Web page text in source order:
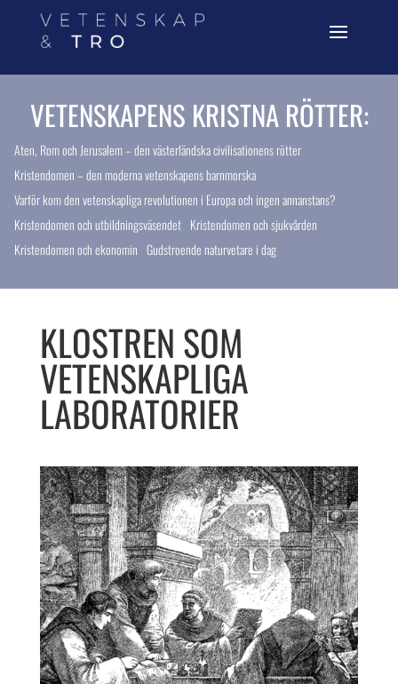
VETENSKAPENS KRISTNA RÖTTER:
Aten, Rom och Jerusalem – den västerländska civilisationens rötter
Kristendomen – den moderna vetenskapens barnmorska
Varför kom den vetenskapliga revolutionen i Europa och ingen annanstans?
Kristendomen och utbildningsväsendet Kristendomen och sjukvården
Kristendomen och ekonomin Gudstroende naturvetare i dag
KLOSTREN SOM
VETENSKAPLIGA
LABORATORIER